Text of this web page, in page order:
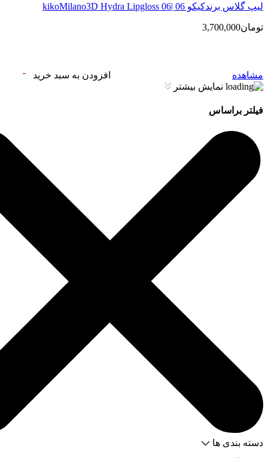
لیپ گلاس‌ برندکیکو 06 |kikoMilano3D Hydra Lipgloss 06
تومان3,700,000
مشاهده
افزودن به سبد خرید
نمایش بیشتر
فیلتر براساس
دسته بندی ها